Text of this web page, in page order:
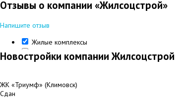
Отзывы о компании «Жилсоцстрой»
Напишите отзыв
Жилые комплексы
Представительства
Новостройки компании Жилсоцстрой
ЖК «Триумф» (Климовск)
Сдан